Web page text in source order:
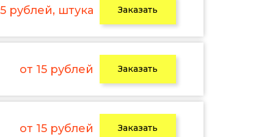
рублей, штука Заказать
от 15 рублей Заказать
от 15 рублей Заказать